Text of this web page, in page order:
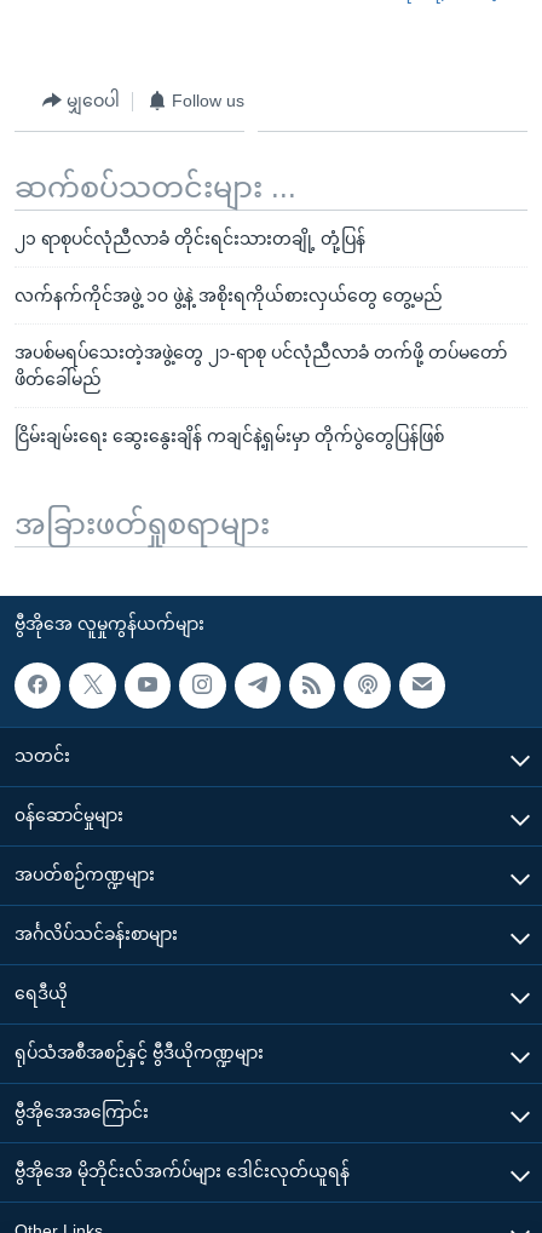
မျှဝေပါ Follow us
ဆက်စပ်သတင်းများ ...
၂၁ ရာစုပင်လုံညီလာခံ တိုင်းရင်းသားတချို့ တုံ့ပြန်
လက်နက်ကိုင်အဖွဲ့ ၁၀ ဖွဲ့နဲ့ အစိုးရကိုယ်စားလှယ်တွေ တွေ့မည်
အပစ်မရပ်သေးတဲ့အဖွဲ့တွေ ၂၁-ရာစု ပင်လုံညီလာခံ တက်ဖို့ တပ်မတော်
ဖိတ်ခေါ်မည်
ငြိမ်းချမ်းရေး ဆွေးနွေးချိန် ကချင်နဲ့ရှမ်းမှာ တိုက်ပွဲတွေပြန်ဖြစ်
အခြားဖတ်ရှုစရာများ
ဗွီအိုအေ လူမှုကွန်ယက်များ
သတင်း
၀န်ဆောင်မှုများ
အပတ်စဉ်ကဏ္ဍများ
အင်္ဂလိပ်သင်ခန်းစာများ
ရေဒီယို
ရုပ်သံအစီအစဉ်နှင့် ဗွီဒီယိုကဏ္ဍများ
ဗွီအိုအေအကြောင်း
ဗွီအိုအေ မိုဘိုင်းလ်အက်ပ်များ ဒေါင်းလုတ်ယူရန်